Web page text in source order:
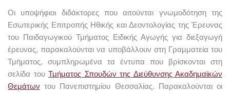
Οι υποψήφιοι διδάκτορες που αιτούνται γνωμοδότηση της
Εσωτερικής Επιτροπής Ηθικής και Δεοντολογίας της Έρευνας
του Παιδαγωγικού Τμήματος Ειδικής Αγωγής για διεξαγωγή
έρευνας, παρακαλούνται να υποβάλλουν στη Γραμματεία του
Τμήματος, συμπληρωμένα τα έντυπα που βρίσκονται στη
σελίδα του Τμήματος Σπουδών της Διεύθυνσης Ακαδημαϊκών
Θεμάτων του Πανεπιστημίου Θεσσαλίας. Παρακαλούνται οι